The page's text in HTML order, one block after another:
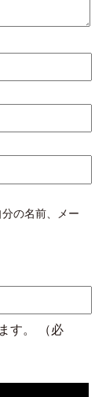
の名前、メー
す。
（必